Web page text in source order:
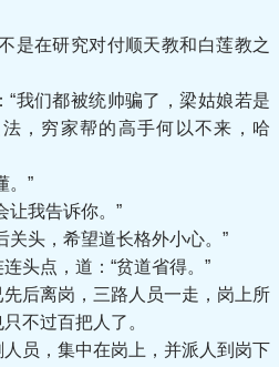
在研究对付顺天教和白莲教之
们都被统帅骗了，梁姑娘若是
，穷家帮的高手何以不来，哈
。”
我告诉你。”
头，希望道长格外小心。”
点，道：“贫道省得。”
离岗，三路人员一走，岗上所
不过百把人了。
，集中在岗上，并派人到岗下